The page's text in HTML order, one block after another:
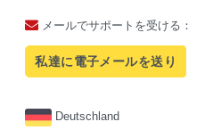
メールでサポートを受ける：
私達に電子メールを送り
Deutschland